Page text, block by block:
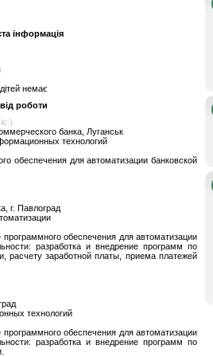
інформація
немає
роботи
банка, Луганськ
технологий
обеспечения для автоматизации банковской
г. Павлоград
обеспечения для автоматизации
разработка и внедрение программ по
расчету заработной платы, приема платежей
технологий
обеспечения для автоматизации
разработка и внедрение программ по